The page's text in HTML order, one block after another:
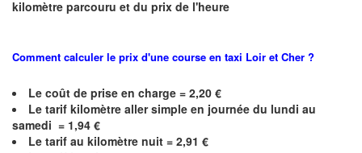
kilomètre parcouru et du prix de l'heure
Comment calculer le prix d'une course en taxi Loir et Cher ?
Le coût de prise en charge = 2,20 €
Le tarif kilomètre aller simple en journée du lundi au
samedi = 1,94 €
Le tarif au kilomètre nuit = 2,91 €